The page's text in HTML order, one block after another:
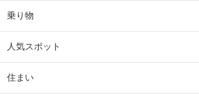
乗り物
人気スポット
住まい